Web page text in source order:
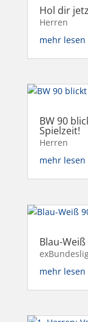
Hol dir
Herren
mehr lesen
BW 90
Spielzeit!
Herren
mehr lesen
Blau-
mehr lesen